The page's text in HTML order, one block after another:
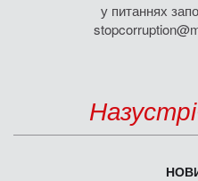
у питаннях